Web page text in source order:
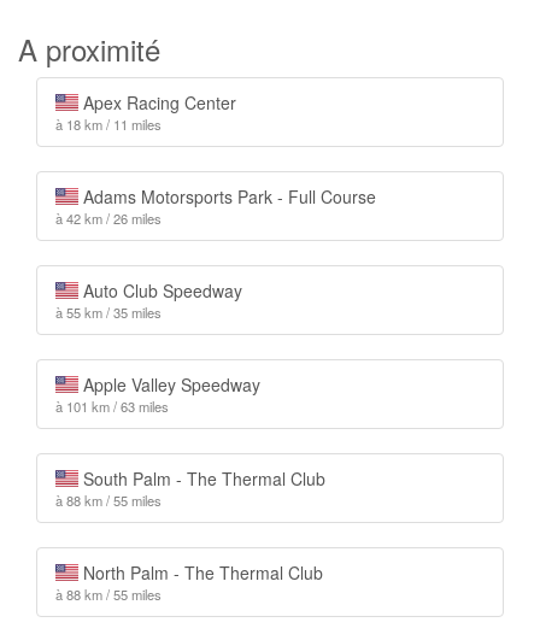
A proximité
Apex Racing Center
à 18 km / 11 miles
Adams Motorsports Park - Full Course
à 42 km / 26 miles
Auto Club Speedway
à 55 km / 35 miles
Apple Valley Speedway
à 101 km / 63 miles
South Palm - The Thermal Club
à 88 km / 55 miles
North Palm - The Thermal Club
à 88 km / 55 miles